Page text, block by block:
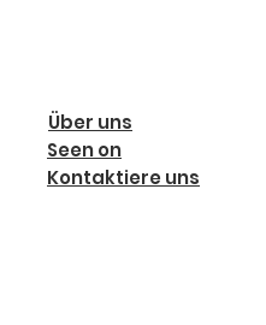
Über uns
Seen on
Kontaktiere uns